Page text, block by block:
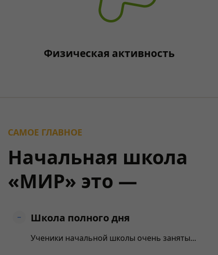
Физическая активность
САМОЕ ГЛАВНОЕ
Начальная школа
«МИР» это —
Школа полного дня
Ученики начальной школы очень заняты...